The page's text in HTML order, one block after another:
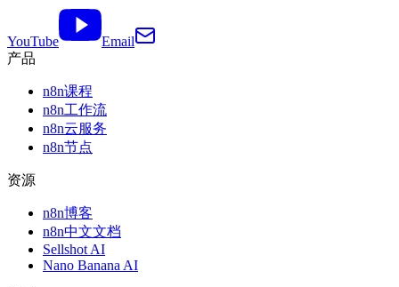
YouTube
Email
产品
n8n课程
n8n工作流
n8n云服务
n8n节点
资源
n8n博客
n8n中文文档
Sellshot AI
Nano Banana AI